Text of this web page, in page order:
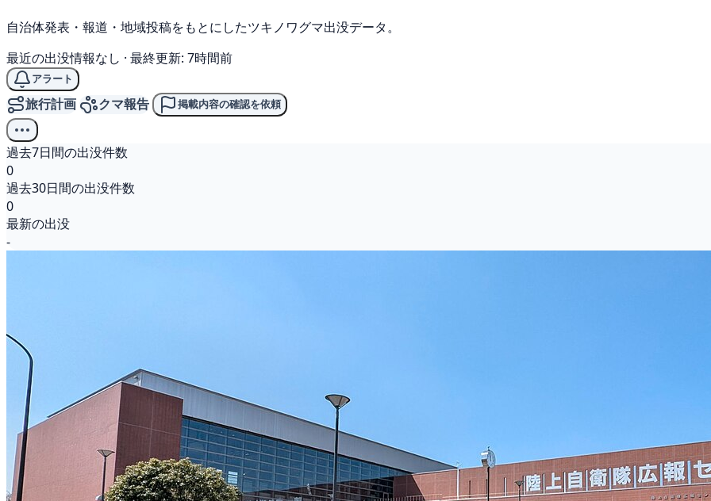
自治体発表・報道・地域投稿をもとにしたツキノワグマ出没データ。
最近の出没情報なし · 最終更新: 7時間前
アラート
旅行計画 クマ報告 掲載内容の確認を依頼
過去7日間の出没件数
0
過去30日間の出没件数
0
最新の出没
-